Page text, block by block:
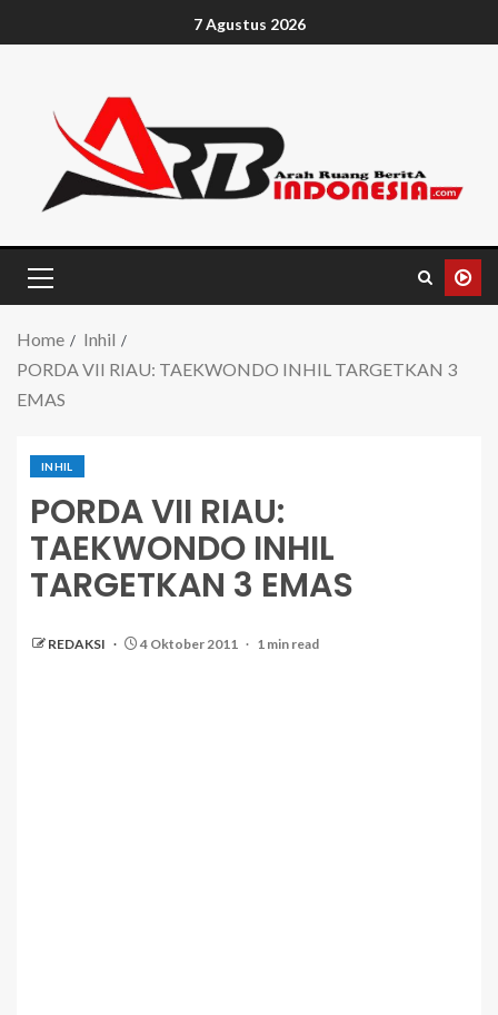
7 Agustus 2026
Home
Inhil
PORDA VII RIAU: TAEKWONDO INHIL TARGETKAN 3
EMAS
INHIL
PORDA VII RIAU:
TAEKWONDO INHIL
TARGETKAN 3 EMAS
REDAKSI 4 Oktober 2011 1 min read